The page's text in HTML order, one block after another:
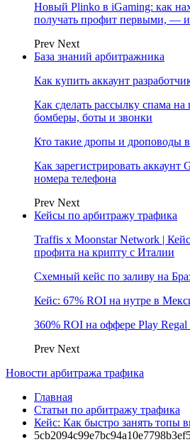
Новый Plinko в iGaming: как
получать профит первыми, —
Prev Next
База знаний арбитражника
Как купить аккаунт
Как сделать рассылку спама
бомберы, боты и звонки
Кто такие дропы и дроповоды
Как зарегистрировать аккаунт
номера телефона
Prev Next
Кейсы по арбитражу трафика
Traffis x Moonstar Network |
профита на крипту с Италии
Схемный кейс по заливу на
Кейс: 67% ROI на нутре в
360% ROI на оффере Play
Prev Next
Новости арбитража трафика
Главная
Статьи по арбитражу трафика
Кейс: Как быстро занять топы